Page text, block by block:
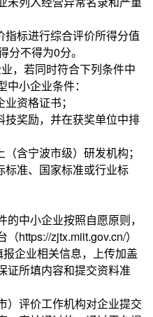
标进行综合评价所得分值
分不得为0分。
，若同时符合下列条件中
小企业条件：
资格证书；
奖励，并在获奖单位中排
含宁波市级）研发机构；
标准、国家标准或行业标
的中小企业按照自愿原则，
https://zjtx.miit.gov.cn/）
企业相关信息，上传加盖
证所填内容和提交资料准
）评价工作机构对企业提交